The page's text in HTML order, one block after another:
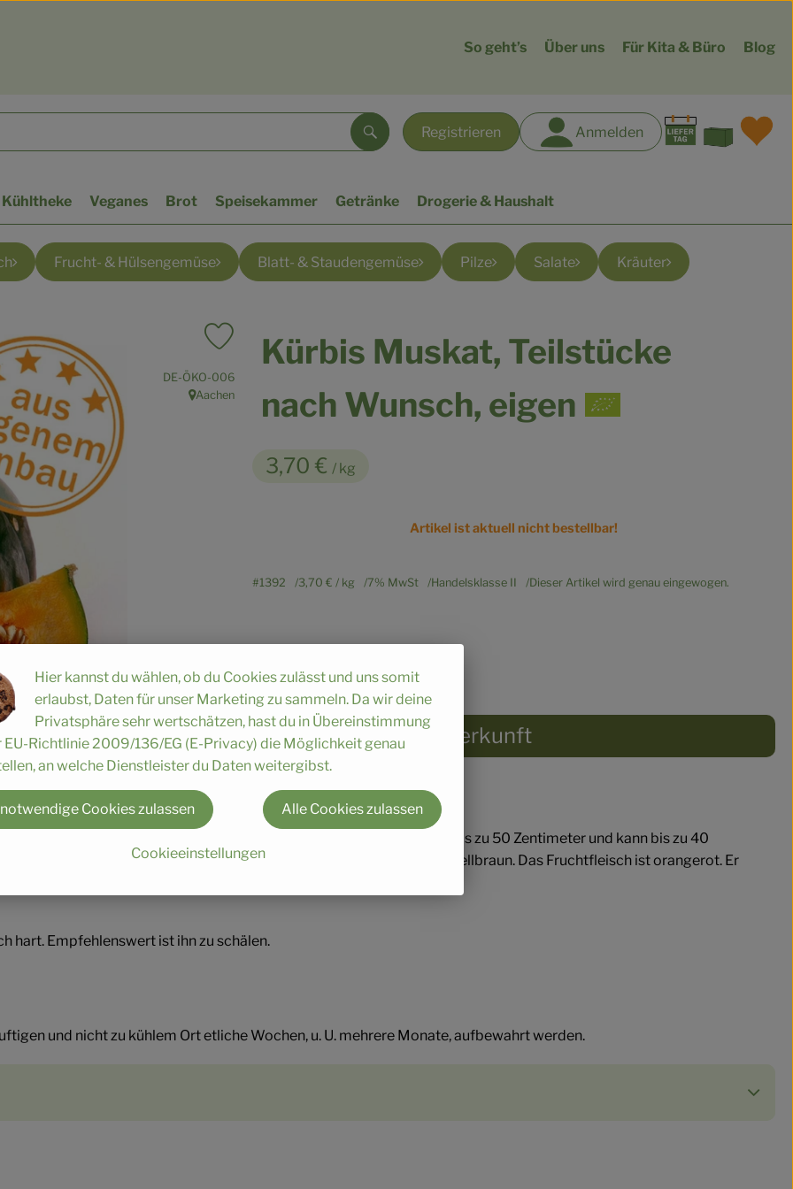
So geht’s Über uns Für Kita & Büro Blog
Registrieren Anmelden
Suchen
Kühltheke Veganes Brot Speisekammer Getränke Drogerie & Haushalt
Frucht- & Hülsengemüse Blatt- & Staudengemüse Pilze Salate Kräuter
Kürbis Muskat, Teilstücke
nach Wunsch, eigen
3,70 € / kg
Produkt zu Favouriten hinzufügen
, Kontrollstelle:
DE-ÖKO-006
, Herkunft:
Aachen
Artikel ist aktuell nicht bestellbar!
#1392 3,70 € / kg 7% MwSt Handelsklasse II Dieser Artikel wird genau eingewogen.
Rezepte
Herkunft
keine passenden Rezepte gefunden.
auch Moschuskürbis genannt. Er hat einen Durchmesser von bis zu 50 Zentimeter und kann bis zu 40
Schale ist anfangs grün und färbt sich bis zur Vollreife allmählich hellbraun. Das Fruchtfleisch ist orangerot. Er
eignet sich gut in Chutneys.
hart. Empfehlenswert ist ihn zu schälen.
und nicht zu kühlem Ort etliche Wochen, u. U. mehrere Monate, aufbewahrt werden.
Hier kannst du wählen, ob du Cookies zulässt und uns somit
erlaubst, Daten für unser Marketing zu sammeln. Da wir deine
Privatsphäre sehr wertschätzen, hast du in Übereinstimmung
EU-Richtlinie 2009/136/EG (E-Privacy) die Möglichkeit genau
an welche Dienstleister du Daten weitergibst.
Cookieeinstellungen
Cookies zulassen Alle Cookies zulassen